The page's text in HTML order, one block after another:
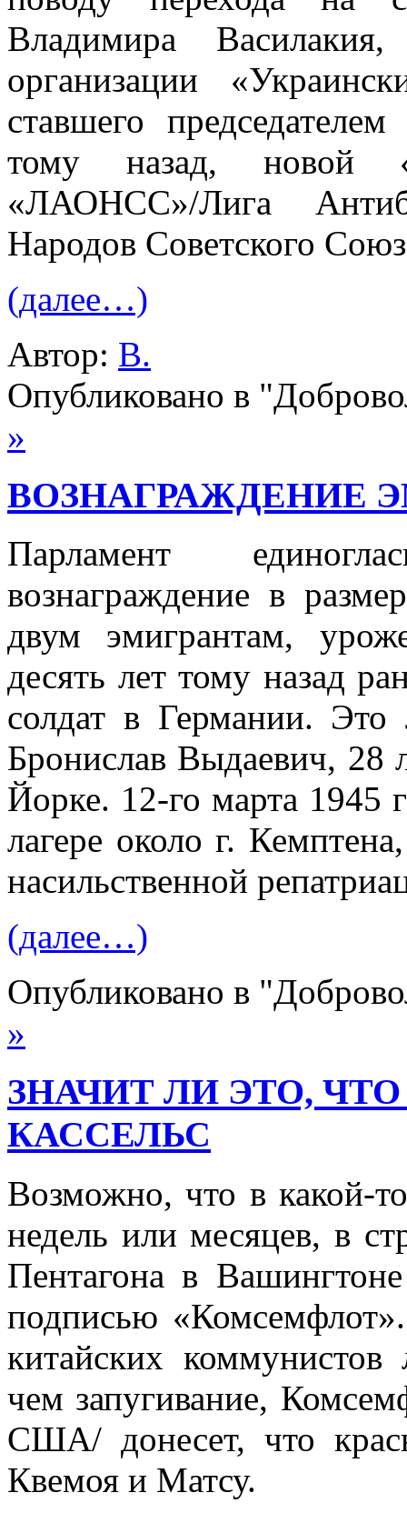
Владимира
организации
ставшего
тому назад, новой
«ЛАОНСС»/Лига
Народов Советского
(далее…)
Автор: В.
Опубликовано в
»
ВОЗНАГРАЖДЕНИЕ
Парламент
вознаграждение в
двум эмигрантам,
десять лет тому назад
солдат в Германии.
Бронислав Выдаевич, 28
Йорке. 12-го марта 1945
лаге­ре около г.
насильственной
(далее…)
Опубликовано в
»
ЗНАЧИТ ЛИ ЭТО,
КАССЕЛЬС
Возможно, что в какой-
недель или ме­сяцев, в
Пентагона в
подписью
китайских коммунистов
чем запугивание,
США/ донесет, что
Квемоя и Матсу.